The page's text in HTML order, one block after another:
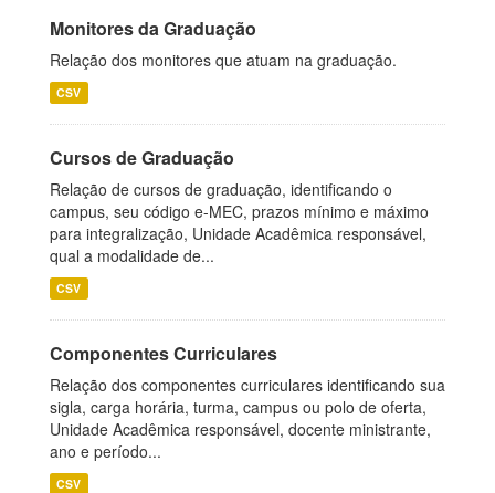
Monitores da Graduação
Relação dos monitores que atuam na graduação.
CSV
Cursos de Graduação
Relação de cursos de graduação, identificando o
campus, seu código e-MEC, prazos mínimo e máximo
para integralização, Unidade Acadêmica responsável,
qual a modalidade de...
CSV
Componentes Curriculares
Relação dos componentes curriculares identificando sua
sigla, carga horária, turma, campus ou polo de oferta,
Unidade Acadêmica responsável, docente ministrante,
ano e período...
CSV